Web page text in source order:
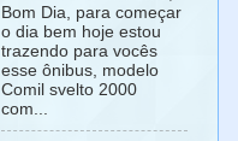
Bom Dia, para começar
o dia bem hoje estou
trazendo para vocês
esse ônibus, modelo
Comil svelto 2000
com...